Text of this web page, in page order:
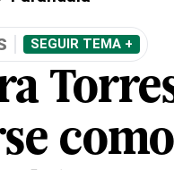
SEGUIR TEMA +